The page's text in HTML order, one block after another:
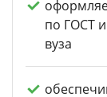
по ГОСТ
вуза